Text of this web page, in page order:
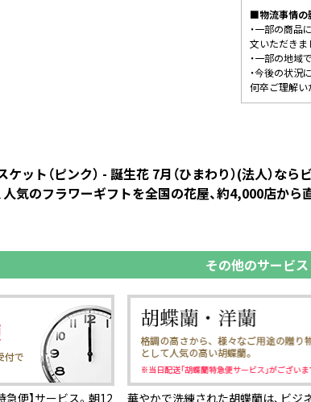
■物流事情の
・一部の商品
文いただきま
・一部の地域
・今後の状況
何卒ご理解い
ット（ピンク） - 誕生花 7月（ひまわり）(法人）
気のフラワーギフトを全国の花屋、約4,000店から
その他のサービス
便】サービス。朝12 華やかで洗練された胡蝶蘭は、ビジ